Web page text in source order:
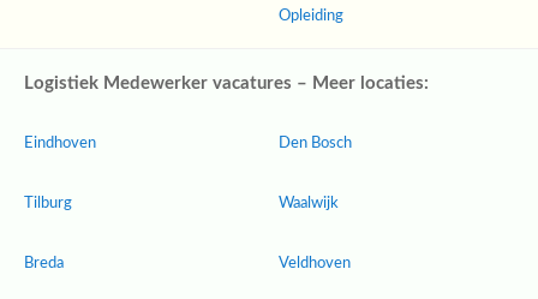
Opleiding
Logistiek Medewerker vacatures – Meer locaties:
Eindhoven
Tilburg
Breda
Den Bosch
Waalwijk
Veldhoven